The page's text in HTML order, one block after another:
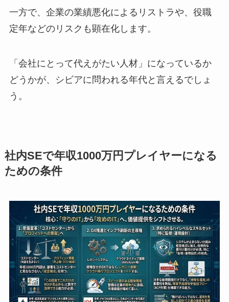
一方で、企業の業績悪化によるリストラや、役職
定年などのリスクも顕在化します。
「会社にとって代えがたい人材」になっているか
どうかが、シビアに問われる年代と言えるでしょ
う。
社内SEで年収1000万円プレイヤーになる
ための条件